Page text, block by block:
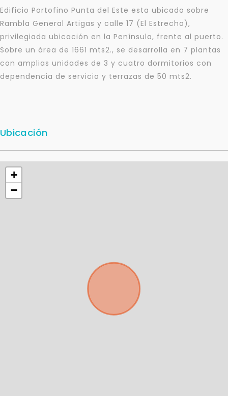
Edificio Portofino Punta del Este esta ubicado sobre
Rambla General Artigas y calle 17 (El Estrecho),
privilegiada ubicación en la Península, frente al puerto.
Sobre un área de 1661 mts2., se desarrolla en 7 plantas
con amplias unidades de 3 y cuatro dormitorios con
dependencia de servicio y terrazas de 50 mts2.
Ubicación
+
−
Para responderte
mejor y más rápido
Déjanos tus datos para identificar tu consulta en el
sistema de gestión de clientes.